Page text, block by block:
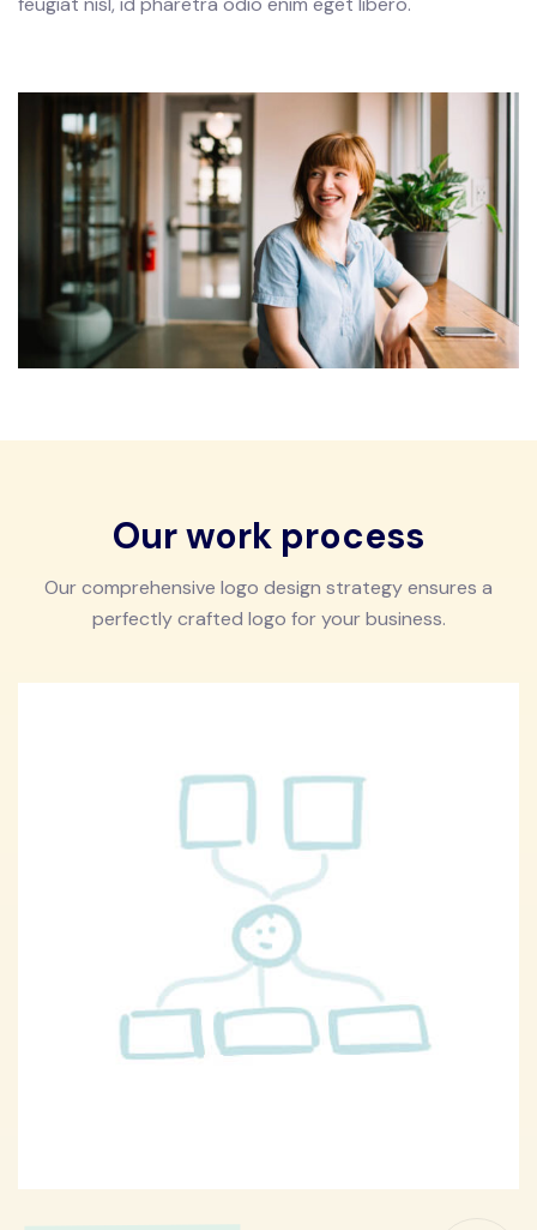
Our work process
Our comprehensive logo design strategy ensures a
perfectly crafted logo for your business.